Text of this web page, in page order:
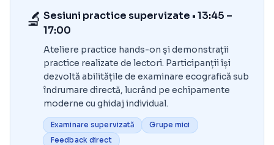
🔬 Sesiuni practice supervizate • 13:45 –
17:00
Ateliere practice hands-on și demonstrații
practice realizate de lectori. Participanții își
dezvoltă abilitățile de examinare ecografică sub
îndrumare directă, lucrând pe echipamente
moderne cu ghidaj individual.
Examinare supervizată
Grupe mici
Feedback direct